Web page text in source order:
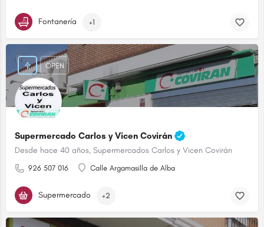
Fontanería +1
Supermercado Carlos y Vicen Covirán
Desde hace 40 años, Supermercados Carlos y Vicen Covirán
926 507 016 Calle Argamasilla de Alba
OPEN
Supermercado +2